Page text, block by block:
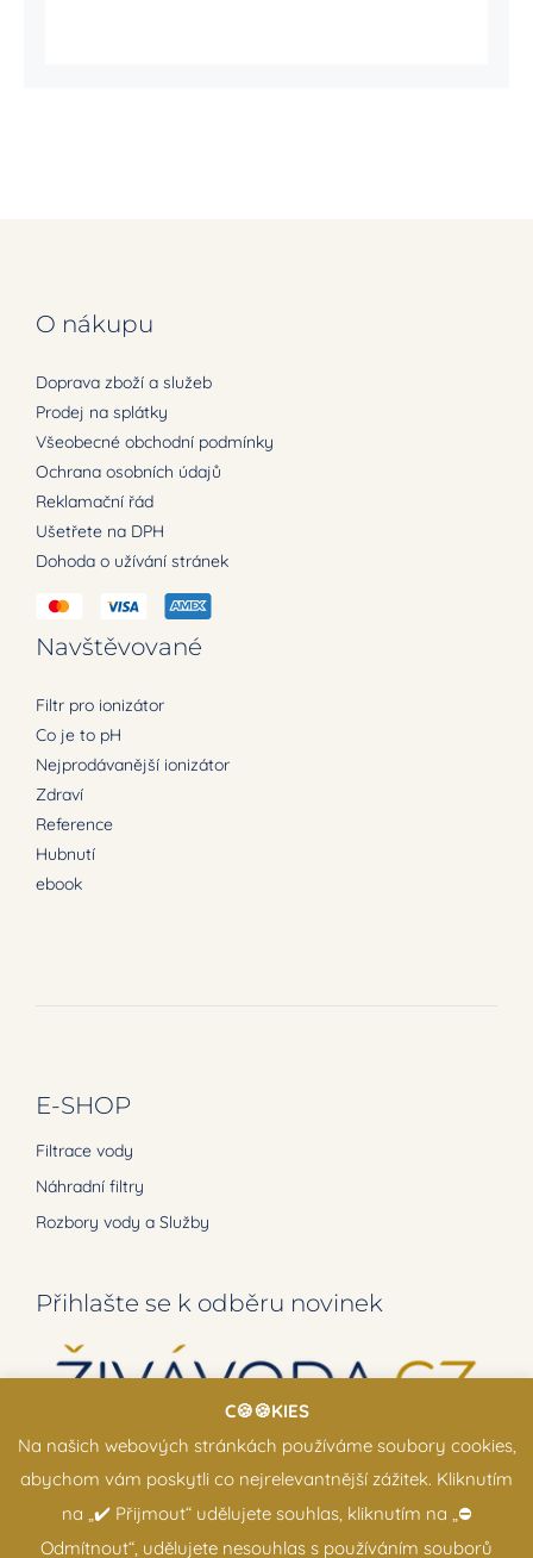
O nákupu
Doprava zboží a služeb
Prodej na splátky
Všeobecné obchodní podmínky
Ochrana osobních údajů
Reklamační řád
Ušetřete na DPH
Dohoda o užívání stránek
E-SHOP
Filtrace vody
Náhradní filtry
Rozbory vody a Služby
Navštěvované
Filtr pro ionizátor
Co je to pH
Nejprodávanější ionizátor
Zdraví
Reference
Hubnutí
ebook
Přihlašte se k odběru novinek
C🍪🍪KIES
Na našich webových stránkách používáme soubory cookies,
abychom vám poskytli co nejrelevantnější zážitek. Kliknutím
na „✔️ Přijmout“ udělujete souhlas, kliknutím na „⛔️
Odmítnout“, udělujete nesouhlas s používáním souborů